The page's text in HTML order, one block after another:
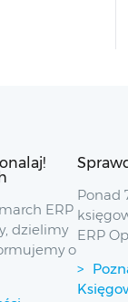
ERP
dzielimy
o
Ponad
ERP